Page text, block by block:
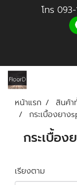
โทร
หน้าแรก
สินค้
กระเบื้องยา
กระเบื้อ
เรียงตาม